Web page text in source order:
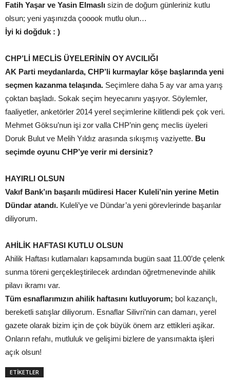
Fatih Yaşar ve Yasin Elmaslı sizin de doğum günleriniz kutlu
olsun; yeni yaşınızda çooook mutlu olun…
İyi ki doğduk : )
CHP’Lİ MECLİS ÜYELERİNİN OY AVCILIĞI
AK Parti meydanlarda, CHP’li kurmaylar köşe başlarında yeni
seçmen kazanma telaşında. Seçimlere daha 5 ay var ama yarış
çoktan başladı. Sokak seçim heyecanını yaşıyor. Söylemler,
faaliyetler, anketörler 2014 yerel seçimlerine kilitlendi pek çok veri.
Mehmet Göksu’nun işi zor valla CHP’nin genç meclis üyeleri
Doruk Bulut ve Melih Yıldız arasında sıkışmış vaziyette. Bu
seçimde oyunu CHP’ye verir mi dersiniz?
HAYIRLI OLSUN
Vakıf Bank’ın başarılı müdiresi Hacer Kuleli’nin yerine Metin
Dündar atandı. Kuleli’ye ve Dündar’a yeni görevlerinde başarılar
diliyorum.
AHİLİK HAFTASI KUTLU OLSUN
Ahilik Haftası kutlamaları kapsamında bugün saat 11.00’de çelenk
sunma töreni gerçekleştirilecek ardından öğretmenevinde ahilik
pilavı ikramı var.
Tüm esnaflarımızın ahilik haftasını kutluyorum; bol kazançlı,
bereketli satışlar diliyorum. Esnaflar Silivri’nin can damarı, yerel
gazete olarak bizim için de çok büyük önem arz ettikleri aşikar.
Onların refahı, mutluluk ve gelişimi bizlere de yansımakta işleri
açık olsun!
ETİKETLER